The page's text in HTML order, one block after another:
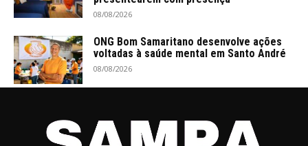
08/08/2026
ONG Bom Samaritano desenvolve ações
voltadas à saúde mental em Santo André
08/08/2026